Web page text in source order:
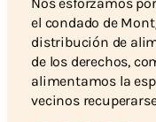
el condado de
distribución de
de los derechos,
alimentamos la
vecinos